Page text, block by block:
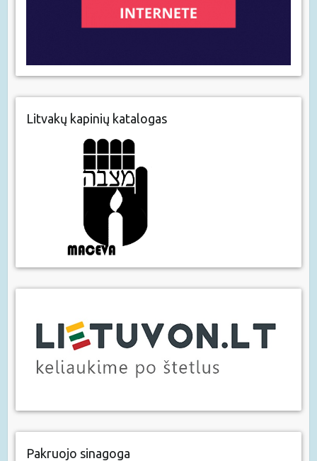
Litvakų kapinių katalogas
Pakruojo sinagoga